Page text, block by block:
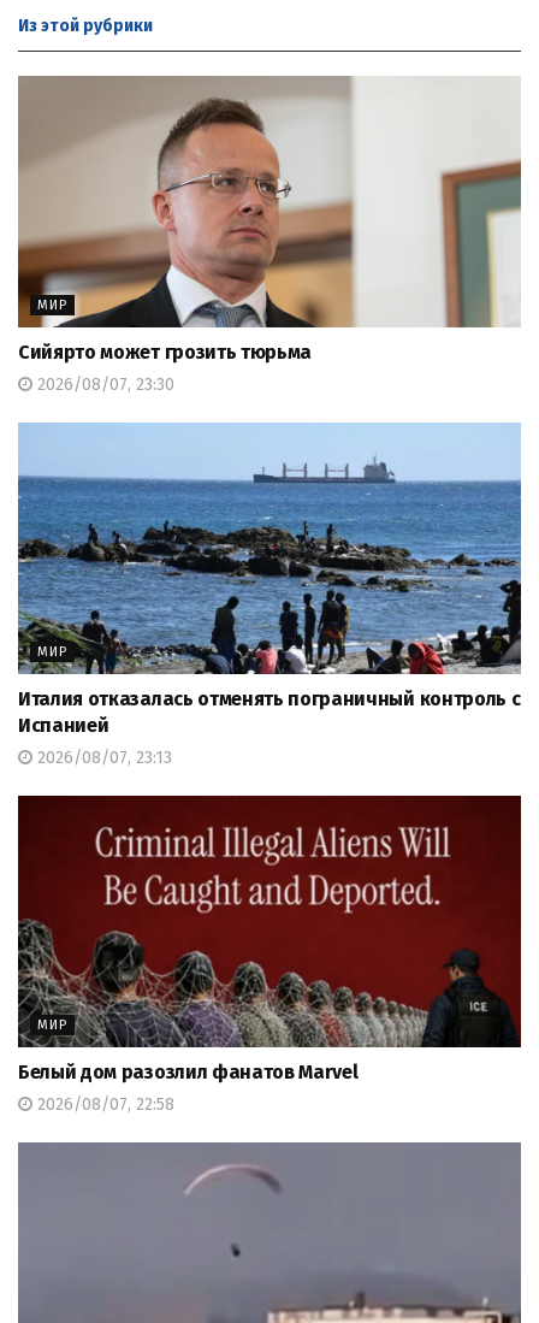
Из этой рубрики
МИР
Сийярто может грозить тюрьма
2026/08/07, 23:30
МИР
Италия отказалась отменять пограничный контроль с
Испанией
2026/08/07, 23:13
МИР
Белый дом разозлил фанатов Marvel
2026/08/07, 22:58